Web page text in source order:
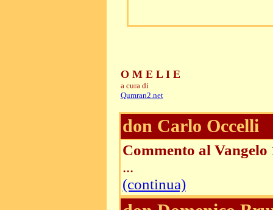
O M E L I E
a cura di
Qumran2.net
don Carlo Occelli
Commento al Vangelo
...
(continua)